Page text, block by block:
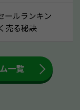
を受け取ること
ます。廃車査定
還があるかどう
知県のソコカラ
ールランキン
売る秘訣
一覧